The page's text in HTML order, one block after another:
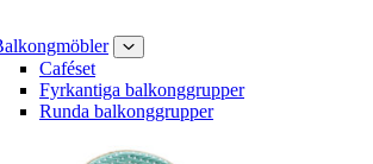
Caféset
Fyrkantiga balkonggrupper
Runda balkonggrupper